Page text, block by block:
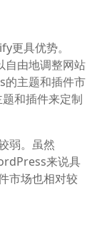
更具优势。
自由地调整网站
的主题和插件市
和插件来定制
弱。虽然
来说具
市场也相对较